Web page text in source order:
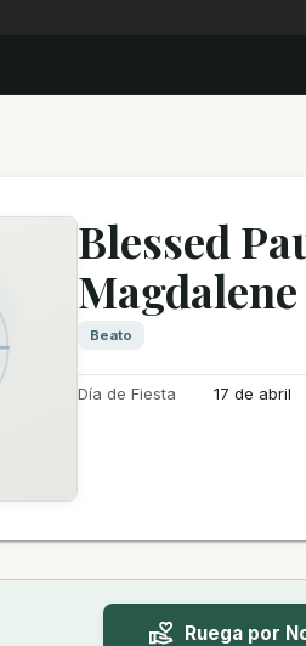
Blessed
Beato
Día de Fiesta 17 de abril
Ruega por